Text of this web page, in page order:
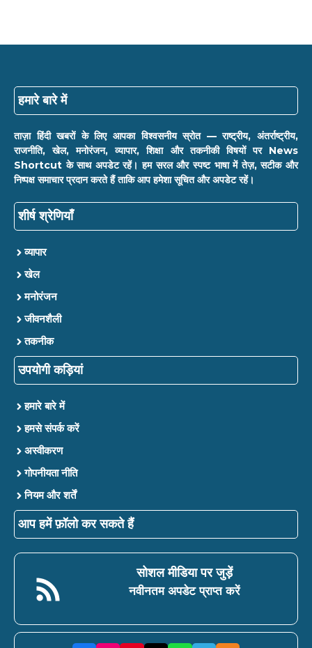
हमारे बारे में
ताज़ा हिंदी खबरों के लिए आपका विश्वसनीय स्रोत — राष्ट्रीय, अंतर्राष्ट्रीय,
राजनीति, खेल, मनोरंजन, व्यापार, शिक्षा और तकनीकी विषयों पर News
Shortcut के साथ अपडेट रहें। हम सरल और स्पष्ट भाषा में तेज़, सटीक और
निष्पक्ष समाचार प्रदान करते हैं ताकि आप हमेशा सूचित और अपडेट रहें।
शीर्ष श्रेणियाँ
व्यापार
खेल
मनोरंजन
जीवनशैली
तकनीक
उपयोगी कड़ियां
हमारे बारे में
हमसे संपर्क करें
अस्वीकरण
गोपनीयता नीति
नियम और शर्तें
आप हमें फ़ॉलो कर सकते हैं
सोशल मीडिया पर जुड़ें
नवीनतम अपडेट प्राप्त करें